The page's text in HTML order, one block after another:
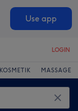
Use app
LOGIN
KOSMETIK MASSAGE